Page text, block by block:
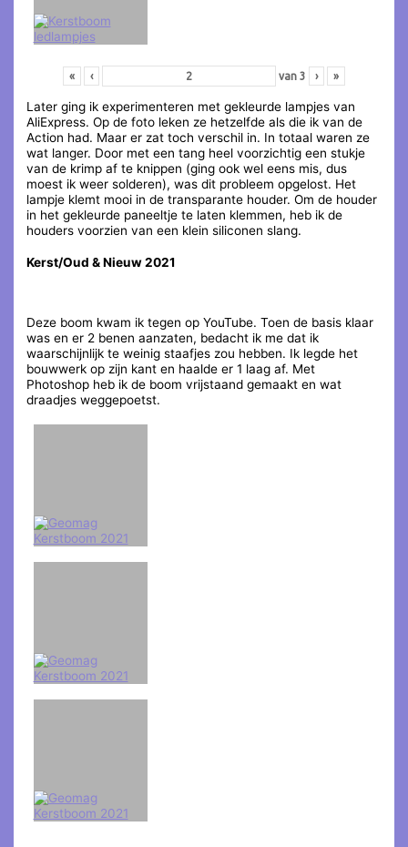
« ‹ van 3 › »
Later ging ik experimenteren met gekleurde lampjes van
AliExpress. Op de foto leken ze hetzelfde als die ik van de
Action had. Maar er zat toch verschil in. In totaal waren ze
wat langer. Door met een tang heel voorzichtig een stukje
van de krimp af te knippen (ging ook wel eens mis, dus
moest ik weer solderen), was dit probleem opgelost. Het
lampje klemt mooi in de transparante houder. Om de houder
in het gekleurde paneeltje te laten klemmen, heb ik de
houders voorzien van een klein siliconen slang.
Kerst/Oud & Nieuw 2021
Deze boom kwam ik tegen op YouTube. Toen de basis klaar
was en er 2 benen aanzaten, bedacht ik me dat ik
waarschijnlijk te weinig staafjes zou hebben. Ik legde het
bouwwerk op zijn kant en haalde er 1 laag af. Met
Photoshop heb ik de boom vrijstaand gemaakt en wat
draadjes weggepoetst.